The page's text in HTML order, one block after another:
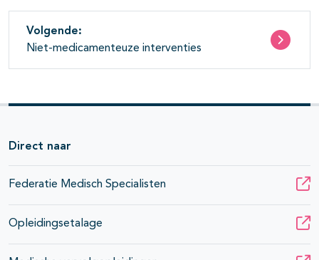
Volgende:
Niet-medicamenteuze interventies
Direct naar
Federatie Medisch Specialisten
Opleidingsetalage